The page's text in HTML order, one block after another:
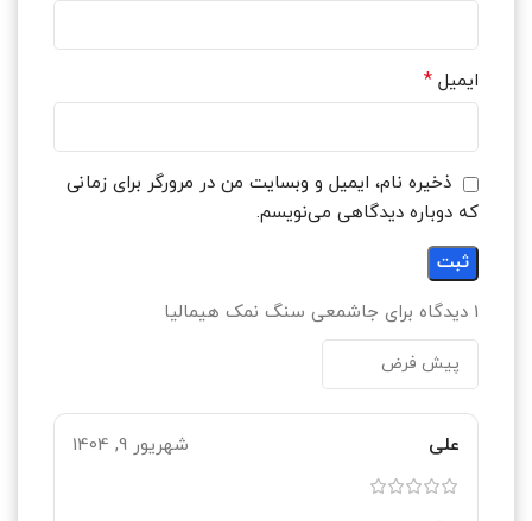
1 دیدگاه برای جاشمعی سنگ نمک هیمالیا
علی شهریور 9, 1404
ایمیل *
ذخیره نام، ایمیل و وبسایت من در مرورگر برای زمانی
که دوباره دیدگاهی می‌نویسم.